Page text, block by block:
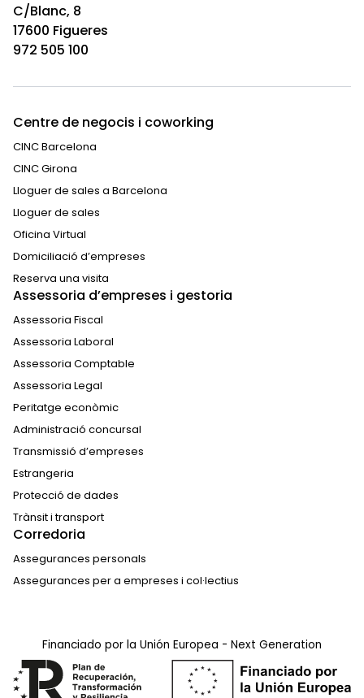
C/Blanc, 8
17600 Figueres
972 505 100
Centre de negocis i coworking
CINC Barcelona
CINC Girona
Lloguer de sales a Barcelona
Lloguer de sales
Oficina Virtual
Domiciliació d’empreses
Reserva una visita
Assessoria d’empreses i gestoria
Assessoria Fiscal
Assessoria Laboral
Assessoria Comptable
Assessoria Legal
Peritatge econòmic
Administració concursal
Transmissió d’empreses
Estrangeria
Protecció de dades
Trànsit i transport
Corredoria
Assegurances personals
Assegurances per a empreses i col·lectius
Financiado por la Unión Europea - Next Generation